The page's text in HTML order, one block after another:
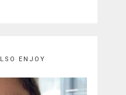
ENJOY